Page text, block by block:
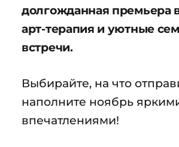
долгожданная премьера
арт-терапия и уютные
встречи.
Выбирайте, на что
наполните ноябрь
впечатлениями!